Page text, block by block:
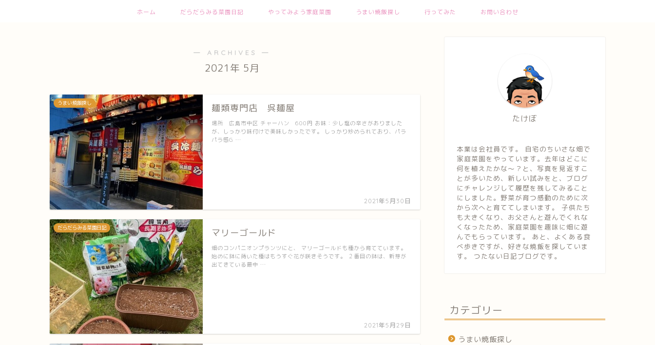
ホーム だらだらみる菜園日記 やってみよう家庭菜園 うまい焼飯探し 行ってみた お問い合わせ
― ARCHIVES ―
2021年 5月
うまい焼飯探し 麺類専門店 呉麺屋
2021年5月30日
場所 広島市中区 チャーハン 600円 お味：少し塩の辛さがありました
が、しっかり味付けで美味しかったです。 しっかり炒められており、パラ
パラ感G …
だらだらみる菜園日記 マリーゴールド
2021年5月29日
畑のコンパニオンプランツにと、 マリーゴールドも種から育てています。
始めに鉢に蒔いた種はもうすぐ花が咲きそうです。 ２番目の鉢は、新芽が
出てきている最中 …
たけぼ
本業は会社員です。 自宅のちいさな畑で
家庭菜園をやっています。去年はどこに
何を植えたかな～？と、写真を見返すこ
とが多いため、新しい試みをと、ブログ
にチャレンジして履歴を残してみること
にしました。野菜が育つ感動のために次
から次へと育ててしまいます。 子供たち
も大きくなり、お父さんと遊んでくれな
くなったため、家庭菜園を趣味に畑に遊
んでもらっています。 あと、よくある食
べ歩きですが、好きな焼飯を探していま
す。 つたない日記ブログです。
カテゴリー
うまい焼飯探し